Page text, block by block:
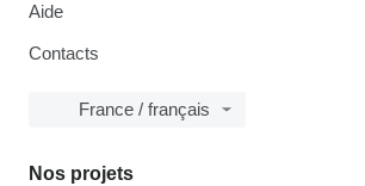
Aide
Contacts
France / français
Nos projets